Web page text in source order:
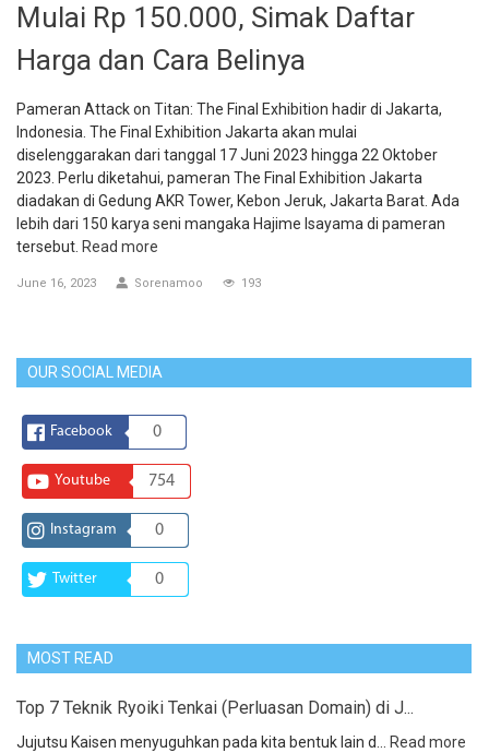
Mulai Rp 150.000, Simak Daftar
Harga dan Cara Belinya
Pameran Attack on Titan: The Final Exhibition hadir di Jakarta,
Indonesia. The Final Exhibition Jakarta akan mulai
diselenggarakan dari tanggal 17 Juni 2023 hingga 22 Oktober
2023. Perlu diketahui, pameran The Final Exhibition Jakarta
diadakan di Gedung AKR Tower, Kebon Jeruk, Jakarta Barat. Ada
lebih dari 150 karya seni mangaka Hajime Isayama di pameran
tersebut. Read more
June 16, 2023 Sorenamoo 193
OUR SOCIAL MEDIA
Facebook 0
Youtube 754
Instagram 0
Twitter 0
MOST READ
Top 7 Teknik Ryoiki Tenkai (Perluasan Domain) di J...
Jujutsu Kaisen menyuguhkan pada kita bentuk lain d... Read more